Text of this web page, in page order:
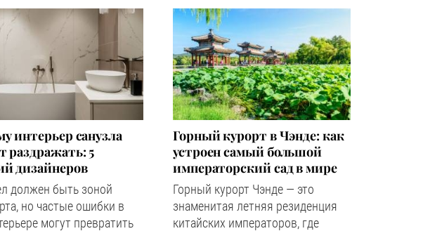
интерьер санузла
раздражать: 5
дизайнеров
должен быть зоной
но частые ошибки в
могут превратить
Горный курорт в Чэнде: как
устроен самый большой
императорский сад в мире
Горный курорт Чэнде — это
знаменитая летняя резиденция
китайских императоров, где